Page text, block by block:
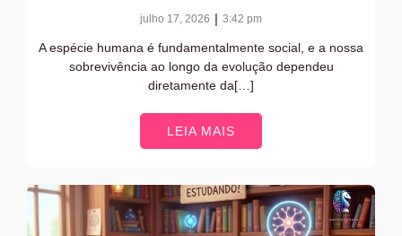
julho 17, 2026 | 3:42 pm
A espécie humana é fundamentalmente social, e a nossa
sobrevivência ao longo da evolução dependeu
diretamente da[…]
LEIA MAIS